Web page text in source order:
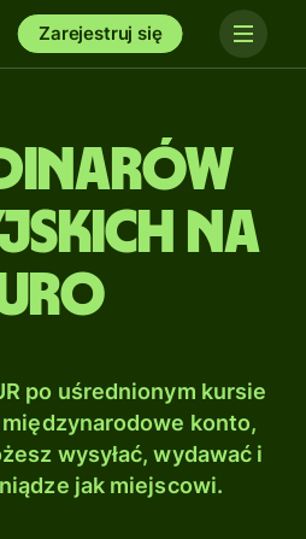
Zarejestruj się
na
po uśrednionym kursie
konto,
wysyłać, wydawać i
jak miejscowi.